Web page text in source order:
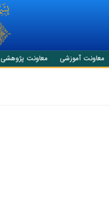
معاونت آموزشی معاونت پژوهشی